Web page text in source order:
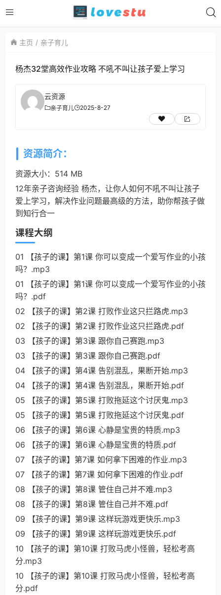
主页 亲子育儿
杨杰32堂高效作业攻略 不吼不叫让孩子爱上学习
云资源
亲子育儿 2025-8-27
资源简介：
资源大小：514 MB
12年亲子咨询经验 杨杰，让你人如何不吼不叫让孩子
爱上学习，解决作业问题最高级的方法，助你帮孩子做
到知行合一
课程大纲
01 【孩子的课】第1课 你可以变成一个爱写作业的小孩
吗？.mp3
01 【孩子的课】第1课 你可以变成一个爱写作业的小孩
吗？.pdf
02 【孩子的课】第2课 打败作业这只拦路虎.mp3
02 【孩子的课】第2课 打败作业这只拦路虎.pdf
03 【孩子的课】第3课 跟你自己赛跑.mp3
03 【孩子的课】第3课 跟你自己赛跑.pdf
04 【孩子的课】第4课 告别混乱，果断开始.mp3
04 【孩子的课】第4课 告别混乱，果断开始.pdf
05 【孩子的课】第5课 打败拖延这个讨厌鬼.mp3
05 【孩子的课】第5课 打败拖延这个讨厌鬼.pdf
06 【孩子的课】第6课 心静是宝贵的特质.mp3
06 【孩子的课】第6课 心静是宝贵的特质.pdf
07 【孩子的课】第7课 如何拿下困难的作业.mp3
07 【孩子的课】第7课 如何拿下困难的作业.pdf
08 【孩子的课】第8课 管住自己并不难.mp3
08 【孩子的课】第8课 管住自己并不难.pdf
09 【孩子的课】第9课 这样玩游戏更快乐.mp3
09 【孩子的课】第9课 这样玩游戏更快乐.pdf
10 【孩子的课】第10课 打败马虎小怪兽，轻松考高
分.mp3
10 【孩子的课】第10课 打败马虎小怪兽，轻松考高
分.pdf